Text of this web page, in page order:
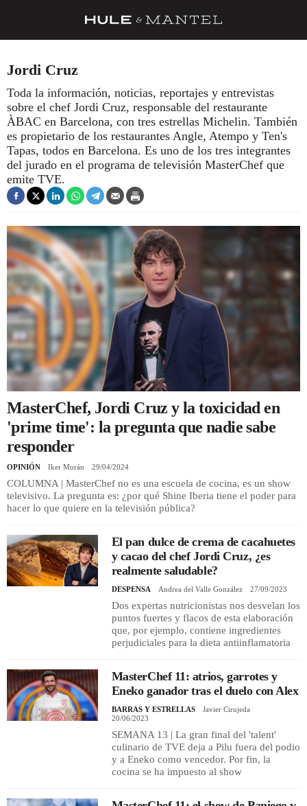
DESPENSA
BARRAS Y ESTRELLAS
DÓNDE COMER
ÍDOLOS DE MESAS
TRADICIÓN
MENÚ DEL DÍA
A CUCHILLO
REGISTRO
INICIAR SESIÓN
Jordi Cruz
Toda la información, noticias, reportajes y entrevistas
sobre el chef Jordi Cruz, responsable del restaurante
ÀBAC en Barcelona, con tres estrellas Michelin. También
es propietario de los restaurantes Angle, Atempo y Ten's
Tapas, todos en Barcelona. Es uno de los tres integrantes
del jurado en el programa de televisión MasterChef que
emite TVE.
MasterChef, Jordi Cruz y la toxicidad en
'prime time': la pregunta que nadie sabe
responder
OPINIÓN Iker Morán 29/04/2024
COLUMNA | MasterChef no es una escuela de cocina, es un show
televisivo. La pregunta es: ¿por qué Shine Iberia tiene el poder para
hacer lo que quiere en la televisión pública?
El pan dulce de crema de cacahuetes
y cacao del chef Jordi Cruz, ¿es
realmente saludable?
DESPENSA Andrea del Valle González 27/09/2023
Dos expertas nutricionistas nos desvelan los
puntos fuertes y flacos de esta elaboración
que, por ejemplo, contiene ingredientes
perjudiciales para la dieta antiinflamatoria
MasterChef 11: atrios, garrotes y
Eneko ganador tras el duelo con Alex
BARRAS Y ESTRELLAS
Javier Cirujeda
20/06/2023
SEMANA 13 | La gran final del 'talent'
culinario de TVE deja a Pilu fuera del podio
y a Eneko como vencedor. Por fin, la
cocina se ha impuesto al show